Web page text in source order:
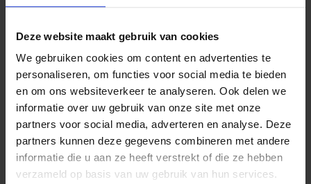
Deze website maakt gebruik van cookies
We gebruiken cookies om content en advertenties te
personaliseren, om functies voor social media te bieden
en om ons websiteverkeer te analyseren. Ook delen we
informatie over uw gebruik van onze site met onze
partners voor social media, adverteren en analyse. Deze
partners kunnen deze gegevens combineren met andere
informatie die u aan ze heeft verstrekt of die ze hebben
verzameld op basis van uw gebruik van hun services.
Het gebruik van een mobiele telefoon, smartwatch,
schoolterrein. De telefoon is thuis of in de kluis tijdens
schooltijden. Het ophalen van de telefoon na inname
gebeurt uitsluiten tussen 16.00 uur en 16.10 uur bij de
receptie.
Fietsen en bromfietsen worden geplaatst in de daartoe
bestemde rekken en moeten altijd op slot worden gezet.
De school is niet aansprakelijk voor beschadigingen of
diefstal.
Aan het gebruik van internet en audio zijn voorwaarden